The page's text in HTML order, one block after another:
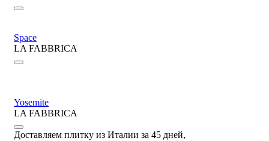
Space
LA FABBRICA
Yosemite
LA FABBRICA
Доставляем плитку из Италии за 45 дней,